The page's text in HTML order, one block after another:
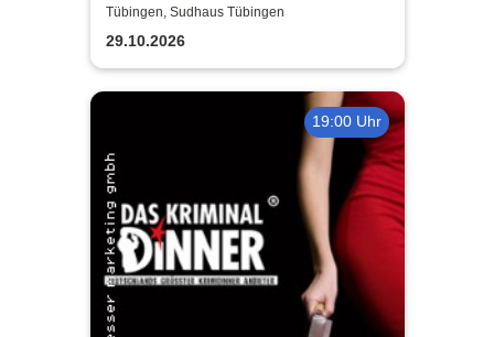
Ain´t Quiet Tour 2026
Tübingen, Sudhaus Tübingen
29.10.2026
19:00 Uhr